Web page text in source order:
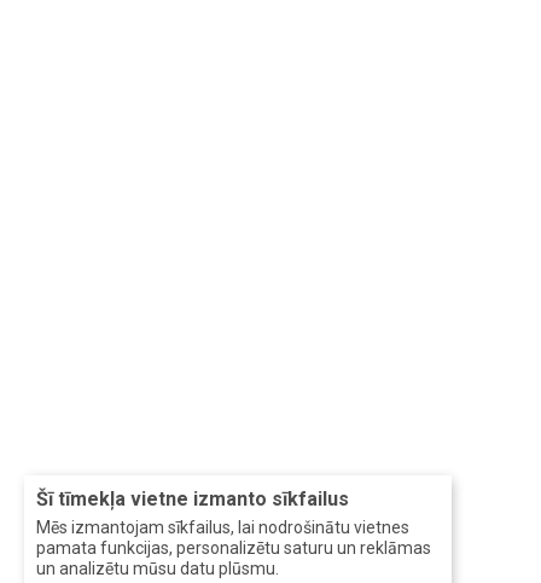
Šī tīmekļa vietne izmanto sīkfailus
Mēs izmantojam sīkfailus, lai nodrošinātu vietnes
pamata funkcijas, personalizētu saturu un reklāmas
un analizētu mūsu datu plūsmu.